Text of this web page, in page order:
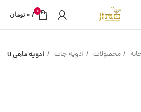
0
/
0 تومان
محصولات ادویه جات ادویه ماهی u